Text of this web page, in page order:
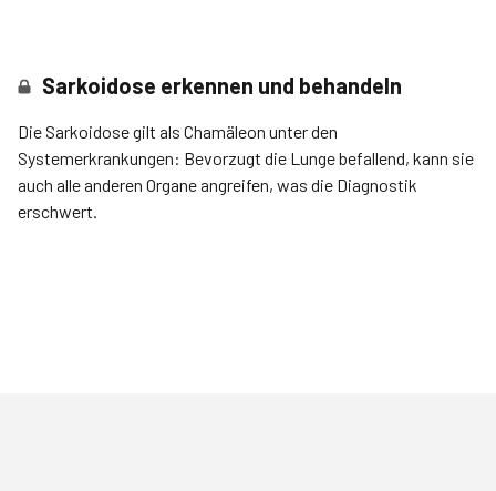
Sarkoidose erkennen und behandeln
Die Sarkoidose gilt als Chamäleon unter den
Systemerkrankungen: Bevorzugt die Lunge befallend, kann sie
auch alle anderen Organe angreifen, was die Diagnostik
erschwert.